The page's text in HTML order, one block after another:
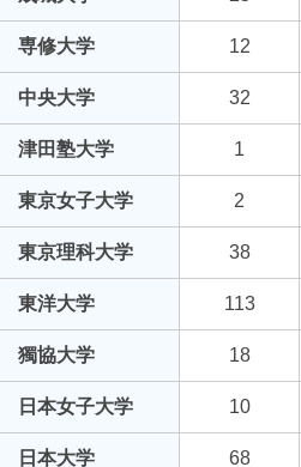
専修大学 12
中央大学 32
津田塾大学 1
東京女子大学 2
東京理科大学 38
東洋大学 113
獨協大学 18
日本女子大学 10
日本大学 68